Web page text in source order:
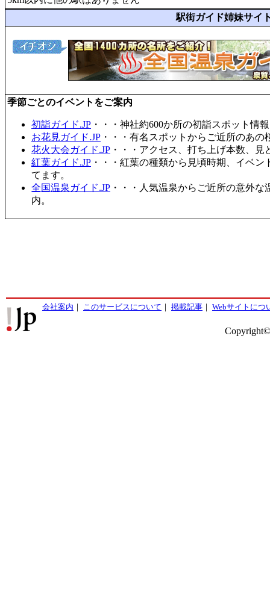
駅街ガイド姉妹サイ
季節ごとのイベントをご案内
初詣ガイド.JP ・・・神社約600か所の初詣スポット情
お花見ガイド.JP ・・・有名スポットからご近所のあ
花火大会ガイド.JP ・・・アクセス、打ち上げ本数、
紅葉ガイド.JP ・・・紅葉の種類から見頃時期、イベ
てます。
全国温泉ガイド.JP ・・・人気温泉からご近所の意外
内。
会社案内 ｜ このサービスについて ｜ 掲載記事 ｜ Webサイトにつ